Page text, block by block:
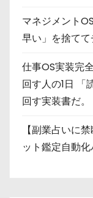
マネジメント
早い」を捨て
仕事OS実装完
回す人の1日 「
回す実装書だ。
【副業占いに
ット鑑定自動